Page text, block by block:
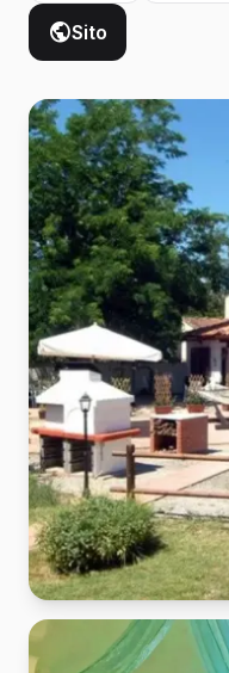
Sito